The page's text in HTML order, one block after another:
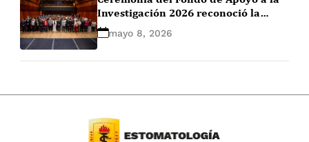
Investigación 2026 reconoció la
excelencia científica de estudiantes
y docentes de las Facultades de
mayo 8, 2026